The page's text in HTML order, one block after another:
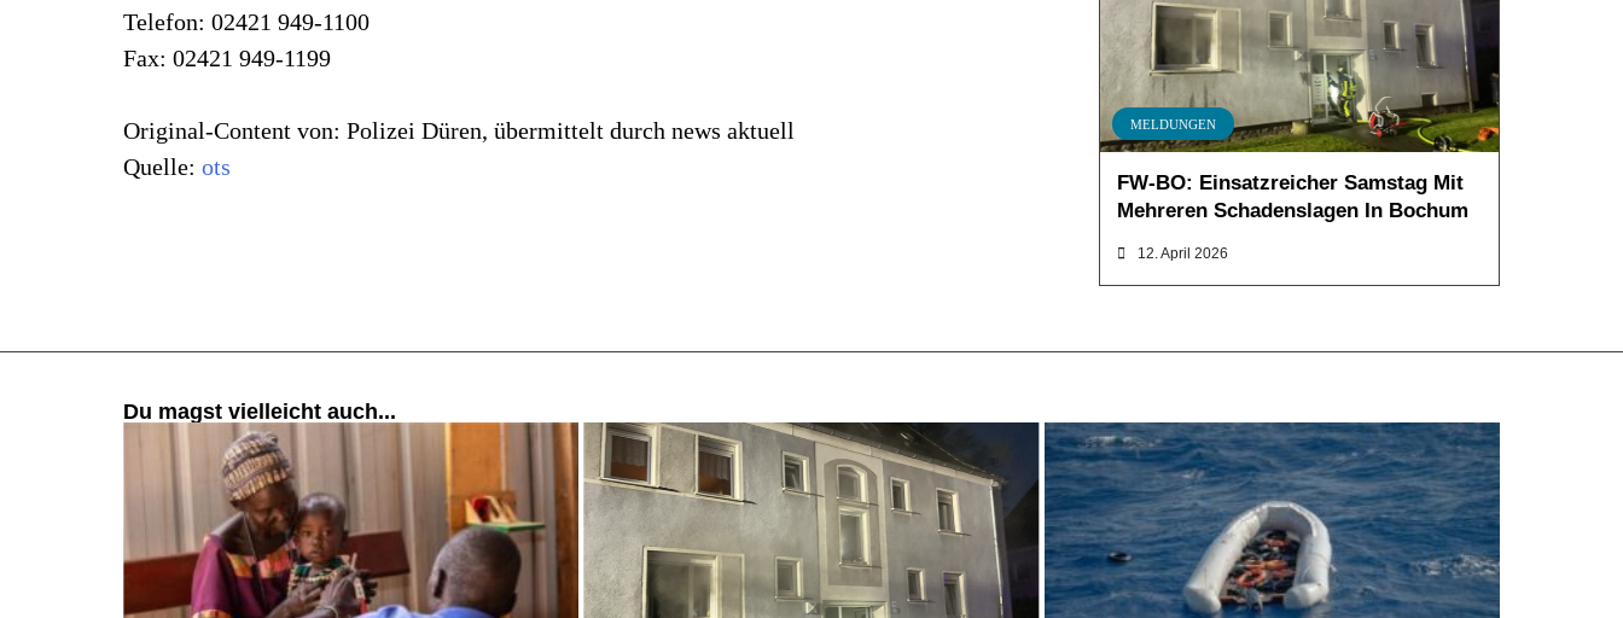
Telefon: 02421 949-1100
Fax: 02421 949-1199
Original-Content von: Polizei Düren, übermittelt durch news aktuell
Quelle: ots
MELDUNGEN
FW-BO: Einsatzreicher Samstag Mit
Mehreren Schadenslagen In Bochum
12. April 2026
Du magst vielleicht auch...